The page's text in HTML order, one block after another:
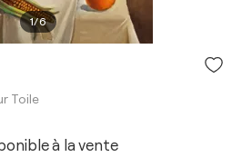
1/6
Toile
à la vente